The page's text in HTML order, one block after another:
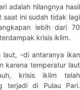
adalah hilangnya hasil
saat ini sudah tidak lagi
lebih dari 70
krisis iklim.
laut, -di antaranya ikan
karena temperatur laut
krisis iklim telah
terjadi di Pulau Pari.